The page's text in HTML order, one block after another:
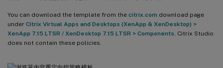
You can download the template from the citrix.com download page
under Citrix Virtual Apps and Desktops (XenApp & XenDesktop) >
XenApp 7.15 LTSR / XenDesktop 7.15 LTSR > Components . Citrix Studio
does not contain these policies.